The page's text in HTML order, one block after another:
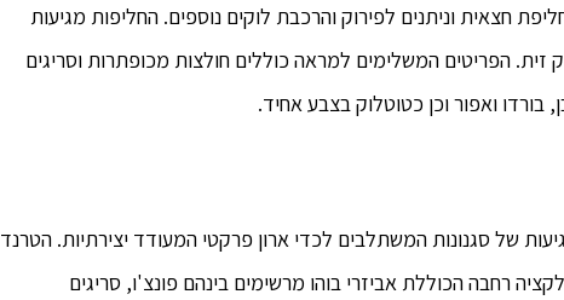
חצאית וניתנים לפירוק והרכבת לוקים נוספים. החליפות מגיעות
זית. הפריטים המשלימים למראה כוללים חולצות מכופתרות וסריגים
בורדו ואפור וכן כטוטלוק בצבע אחיד.
של סגנונות המשתלבים לכדי ארון פרקטי המעודד יצירתיות. הטרנד
רחבה הכוללת אביזרי בוהו מרשימים בינהם פונצ'ו, סריגים